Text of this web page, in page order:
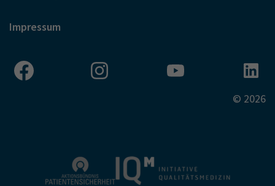
Impressum
© 2026